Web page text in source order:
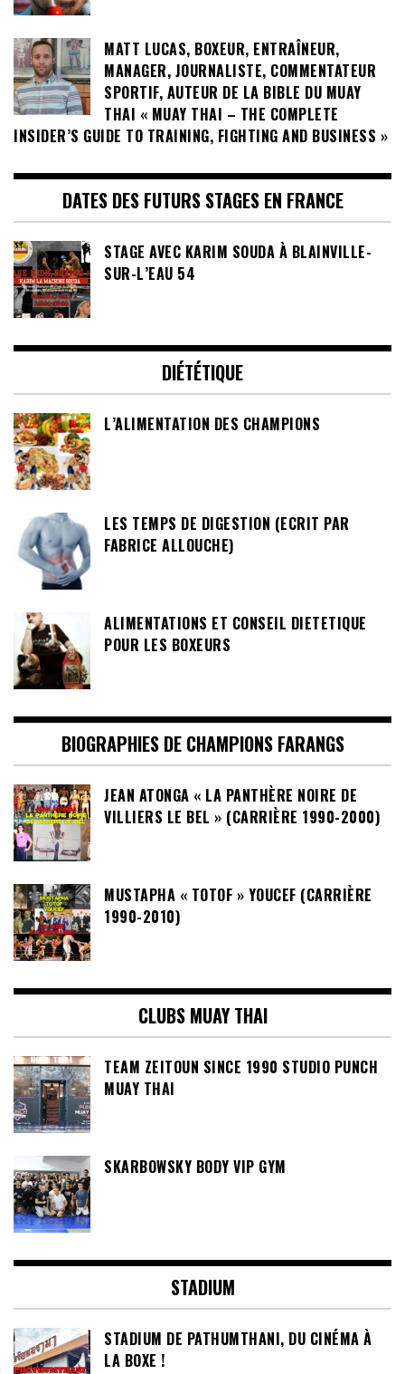
MATT LUCAS, BOXEUR, ENTRAÎNEUR,
MANAGER, JOURNALISTE, COMMENTATEUR
SPORTIF, AUTEUR DE LA BIBLE DU MUAY
THAI « MUAY THAI – THE COMPLETE
INSIDER’S GUIDE TO TRAINING, FIGHTING AND BUSINESS »
DATES DES FUTURS STAGES EN FRANCE
STAGE AVEC KARIM SOUDA À BLAINVILLE-
SUR-L’EAU 54
DIÉTÉTIQUE
L’ALIMENTATION DES CHAMPIONS
LES TEMPS DE DIGESTION (ECRIT PAR
FABRICE ALLOUCHE)
ALIMENTATIONS ET CONSEIL DIETETIQUE
POUR LES BOXEURS
BIOGRAPHIES DE CHAMPIONS FARANGS
JEAN ATONGA « LA PANTHÈRE NOIRE DE
VILLIERS LE BEL » (CARRIÈRE 1990-2000)
MUSTAPHA « TOTOF » YOUCEF (CARRIÈRE
1990-2010)
CLUBS MUAY THAI
TEAM ZEITOUN SINCE 1990 STUDIO PUNCH
MUAY THAI
SKARBOWSKY BODY VIP GYM
STADIUM
STADIUM DE PATHUMTHANI, DU CINÉMA À
LA BOXE !